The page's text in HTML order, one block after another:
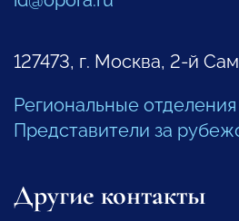
127473, г. Москва, 2-й
Региональные отделения
Представители за
Другие контакты